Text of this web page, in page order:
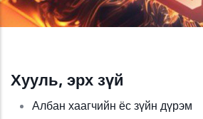
Хууль, эрх зүй
Албан хаагчийн ёс зүйн дүрэм